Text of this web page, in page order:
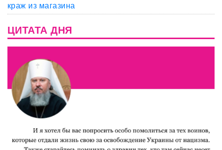
краж из магазина
ЦИТАТА ДНЯ